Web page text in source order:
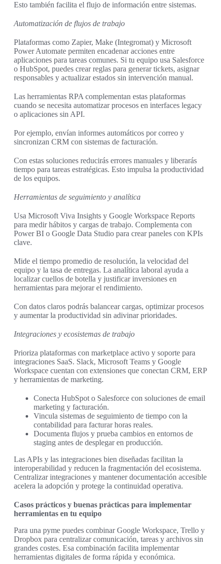
Esto también facilita el flujo de información entre sistemas.
Automatización de flujos de trabajo
Plataformas como Zapier, Make (Integromat) y Microsoft
Power Automate permiten encadenar acciones entre
aplicaciones para tareas comunes. Si tu equipo usa Salesforce
o HubSpot, puedes crear reglas para generar tickets, asignar
responsables y actualizar estados sin intervención manual.
Las herramientas RPA complementan estas plataformas
cuando se necesita automatizar procesos en interfaces legacy
o aplicaciones sin API.
Por ejemplo, envían informes automáticos por correo y
sincronizan CRM con sistemas de facturación.
Con estas soluciones reducirás errores manuales y liberarás
tiempo para tareas estratégicas. Esto impulsa la productividad
de los equipos.
Herramientas de seguimiento y analítica
Usa Microsoft Viva Insights y Google Workspace Reports
para medir hábitos y cargas de trabajo. Complementa con
Power BI o Google Data Studio para crear paneles con KPIs
clave.
Mide el tiempo promedio de resolución, la velocidad del
equipo y la tasa de entregas. La analítica laboral ayuda a
localizar cuellos de botella y justificar inversiones en
herramientas para mejorar el rendimiento.
Con datos claros podrás balancear cargas, optimizar procesos
y aumentar la productividad sin adivinar prioridades.
Integraciones y ecosistemas de trabajo
Prioriza plataformas con marketplace activo y soporte para
integraciones SaaS. Slack, Microsoft Teams y Google
Workspace cuentan con extensiones que conectan CRM, ERP
y herramientas de marketing.
Conecta HubSpot o Salesforce con soluciones de email
marketing y facturación.
Vincula sistemas de seguimiento de tiempo con la
contabilidad para facturar horas reales.
Documenta flujos y prueba cambios en entornos de
staging antes de desplegar en producción.
Las APIs y las integraciones bien diseñadas facilitan la
interoperabilidad y reducen la fragmentación del ecosistema.
Centralizar integraciones y mantener documentación accesible
acelera la adopción y protege la continuidad operativa.
Casos prácticos y buenas prácticas para implementar
herramientas en tu equipo
Para una pyme puedes combinar Google Workspace, Trello y
Dropbox para centralizar comunicación, tareas y archivos sin
grandes costes. Esa combinación facilita implementar
herramientas digitales de forma rápida y económica.